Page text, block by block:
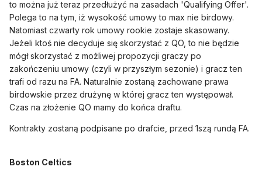
to można już teraz przedłużyć na zasadach 'Qualifying Offer'.
Polega to na tym, iż wysokość umowy to max nie birdowy.
Natomiast czwarty rok umowy rookie zostaje skasowany.
Jeżeli ktoś nie decyduje się skorzystać z QO, to nie będzie
mógł skorzystać z możliwej propozycji graczy po
zakończeniu umowy (czyli w przyszłym sezonie) i gracz ten
trafi od razu na FA. Naturalnie zostaną zachowane prawa
birdowskie przez drużynę w której gracz ten występował.
Czas na złożenie QO mamy do końca draftu.
Kontrakty zostaną podpisane po drafcie, przed 1szą rundą FA.
Boston Celtics